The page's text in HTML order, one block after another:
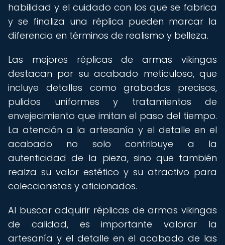
habilidad y el cuidado con los que se fabrica
y se finaliza una réplica pueden marcar la
diferencia en términos de realismo y belleza.
Las mejores réplicas de armas vikingas
destacan por su acabado meticuloso, que
incluye detalles como grabados precisos,
pulidos uniformes y tratamientos de
envejecimiento que imitan el paso del tiempo.
La atención a la artesanía y el detalle en el
acabado no solo contribuye a la
autenticidad de la pieza, sino que también
realza su valor estético y su atractivo para
coleccionistas y aficionados.
Al buscar adquirir réplicas de armas vikingas
de calidad, es importante valorar la
artesanía y el detalle en el acabado de las